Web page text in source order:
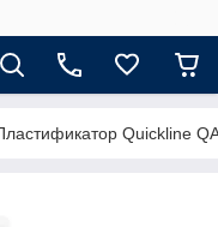
Quickline